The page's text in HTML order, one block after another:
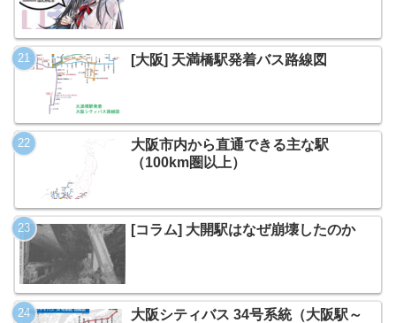
[大阪] 天満橋駅発着バス路線図
大阪市内から直通できる主な駅
（100km圏以上）
[コラム] 大開駅はなぜ崩壊したのか
大阪シティバス 34号系統（大阪駅～